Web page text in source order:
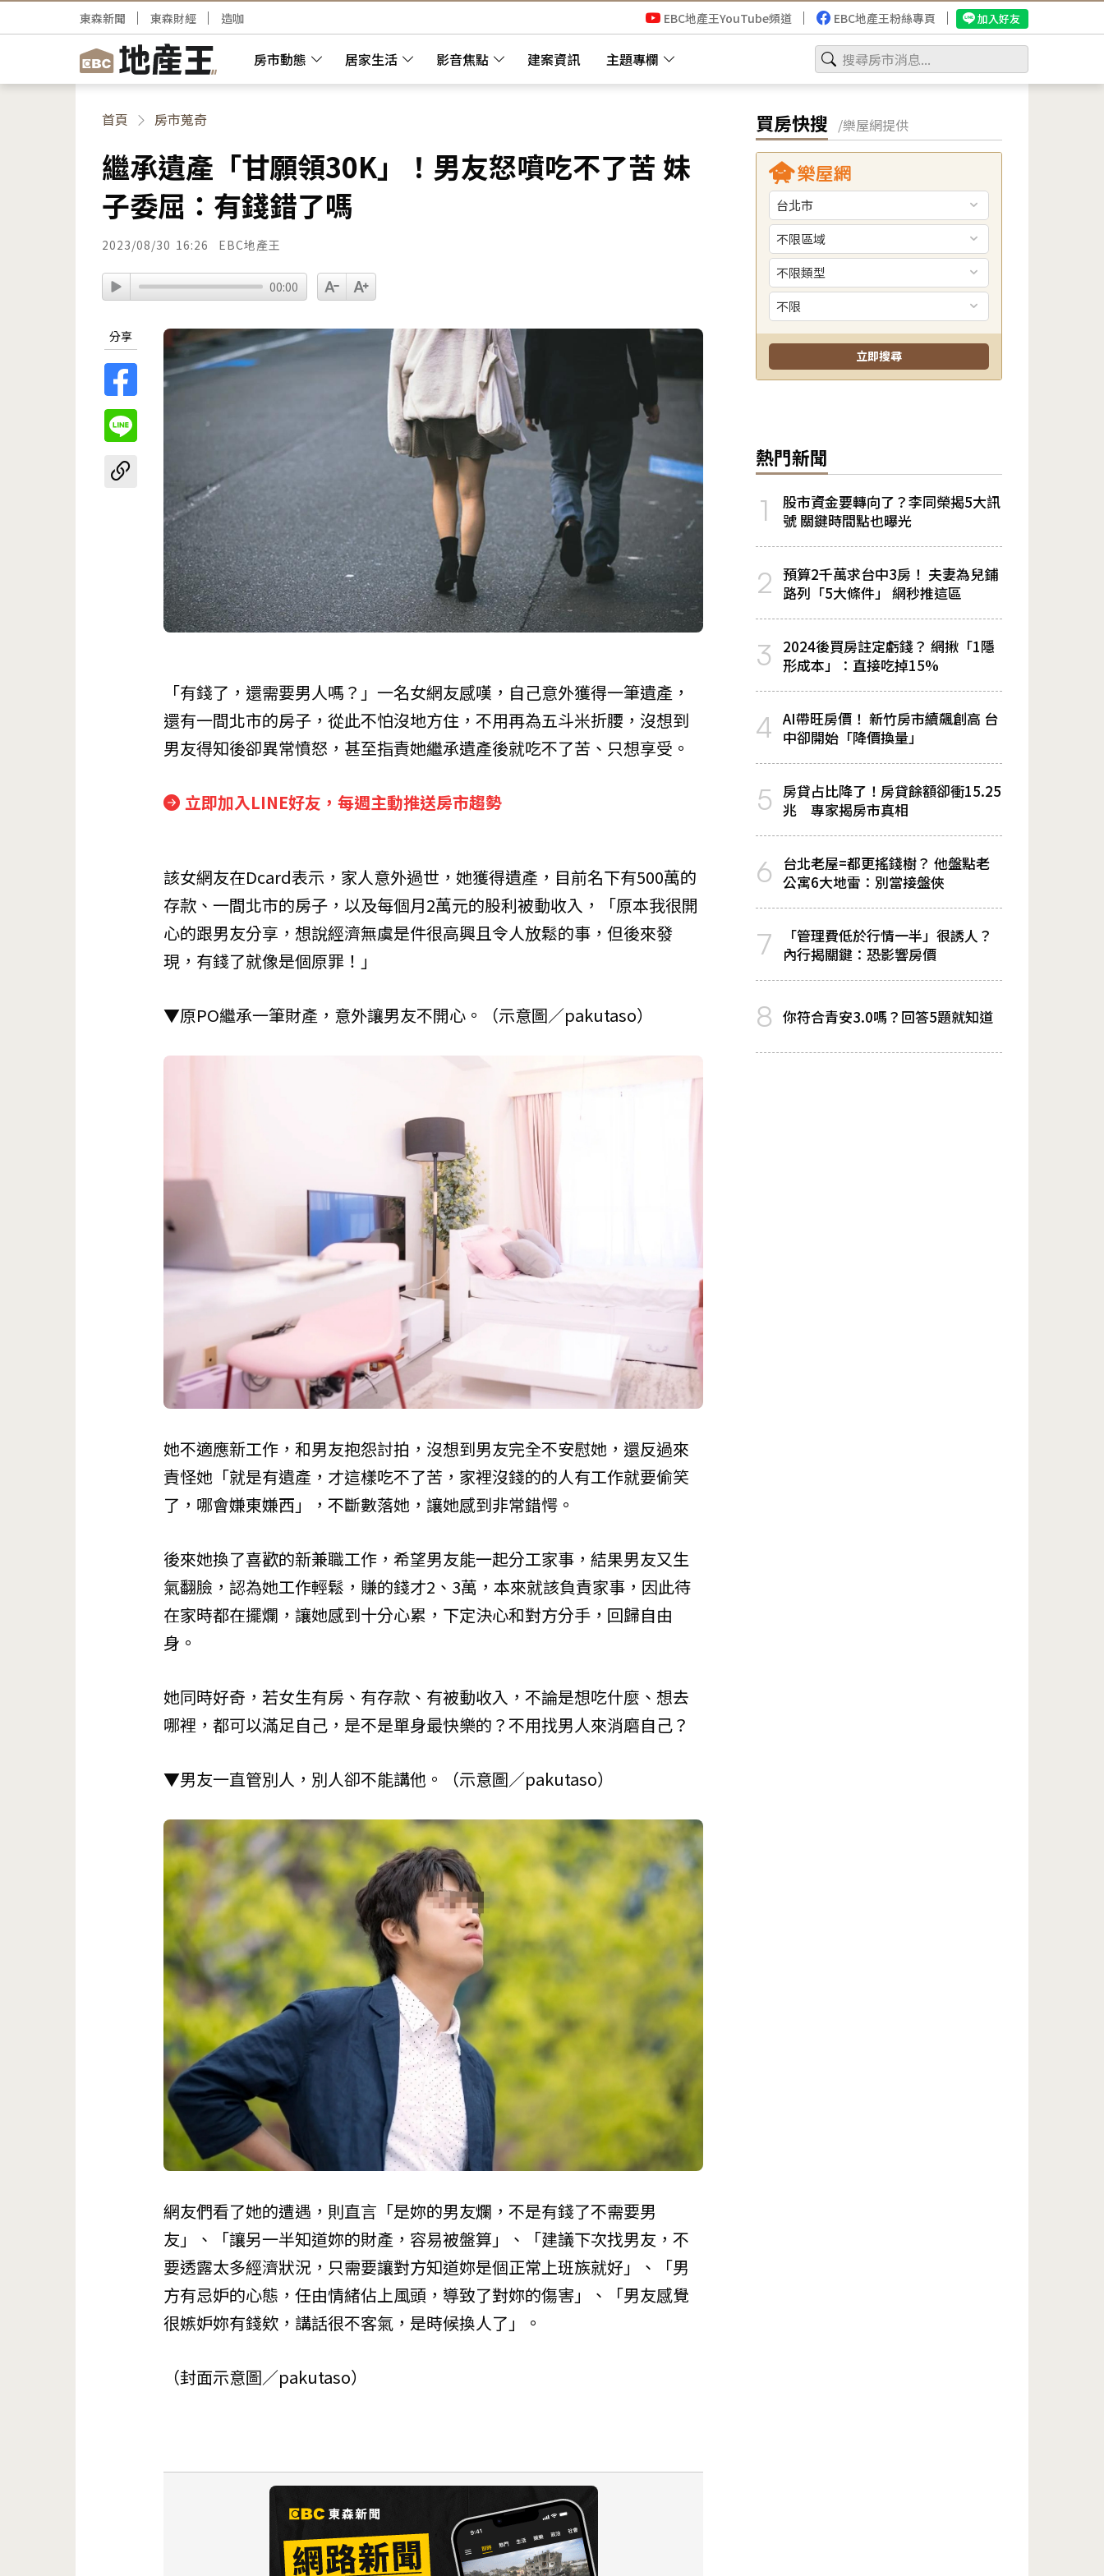
房市動態 居家生活 影音焦點 建案資訊 主題專欄
東森新聞 東森財經 造咖 EBC地產王YouTube頻道 EBC地產王粉絲專頁 加入好友
首頁 房市蒐奇
繼承遺產「甘願領30K」！男友怒噴吃不了苦 妹
子委屈：有錢錯了嗎
2023/08/30 16:26 EBC地產王
00:00
分享
「有錢了，還需要男人嗎？」一名女網友感嘆，自己意外獲得一筆遺產，
還有一間北市的房子，從此不怕沒地方住，不用再為五斗米折腰，沒想到
男友得知後卻異常憤怒，甚至指責她繼承遺產後就吃不了苦、只想享受。
立即加入LINE好友，每週主動推送房市趨勢
該女網友在Dcard表示，家人意外過世，她獲得遺產，目前名下有500萬的
存款、一間北市的房子，以及每個月2萬元的股利被動收入，「原本我很開
心的跟男友分享，想說經濟無虞是件很高興且令人放鬆的事，但後來發
現，有錢了就像是個原罪！」
▼原PO繼承一筆財產，意外讓男友不開心。（示意圖／pakutaso）
她不適應新工作，和男友抱怨討拍，沒想到男友完全不安慰她，還反過來
責怪她「就是有遺產，才這樣吃不了苦，家裡沒錢的的人有工作就要偷笑
了，哪會嫌東嫌西」，不斷數落她，讓她感到非常錯愕。
後來她換了喜歡的新兼職工作，希望男友能一起分工家事，結果男友又生
氣翻臉，認為她工作輕鬆，賺的錢才2、3萬，本來就該負責家事，因此待
在家時都在擺爛，讓她感到十分心累，下定決心和對方分手，回歸自由
身。
她同時好奇，若女生有房、有存款、有被動收入，不論是想吃什麼、想去
哪裡，都可以滿足自己，是不是單身最快樂的？不用找男人來消磨自己？
▼男友一直管別人，別人卻不能講他。（示意圖／pakutaso）
網友們看了她的遭遇，則直言「是妳的男友爛，不是有錢了不需要男
友」、「讓另一半知道妳的財產，容易被盤算」、「建議下次找男友，不
要透露太多經濟狀況，只需要讓對方知道妳是個正常上班族就好」、「男
方有忌妒的心態，任由情緒佔上風頭，導致了對妳的傷害」、「男友感覺
很嫉妒妳有錢欸，講話很不客氣，是時候換人了」。
（封面示意圖／pakutaso）
買房快搜 /樂屋網提供
熱門新聞
1
股市資金要轉向了？李同榮揭5大訊
號 關鍵時間點也曝光
2 預算2千萬求台中3房！ 夫妻為兒鋪
路列「5大條件」 網秒推這區
3
2024後買房註定虧錢？ 網揪「1隱
形成本」：直接吃掉15%
4 AI帶旺房價！ 新竹房市續飆創高 台
中卻開始「降價換量」
5 房貸占比降了！房貸餘額卻衝15.25
兆 專家揭房市真相
6
台北老屋=都更搖錢樹？ 他盤點老
公寓6大地雷：別當接盤俠
7
「管理費低於行情一半」很誘人？
內行揭關鍵：恐影響房價
8 你符合青安3.0嗎？回答5題就知道